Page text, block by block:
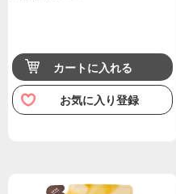
カートに入れる
お気に入り登録